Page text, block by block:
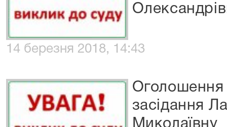
14 березня 2018, 14:43
Оголошення
засідання
Миколаївну